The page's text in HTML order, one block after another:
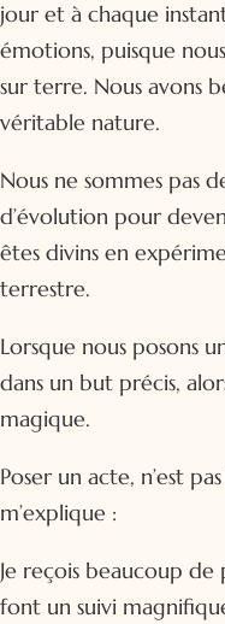
jour et à chaque
émotions, puisque
sur terre. Nous avons
véritable nature.
Nous ne sommes pas
d’évolution pour
êtes divins en
terrestre.
Lorsque nous posons
dans un but précis,
magique.
Poser un acte, n’est
m’explique :
Je reçois beaucoup
font un suivi